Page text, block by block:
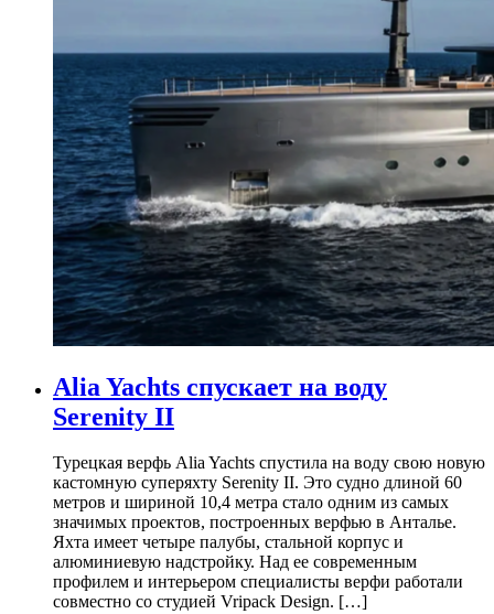
Alia Yachts спускает на воду
Serenity II
Турецкая верфь Alia Yachts спустила на воду свою новую
кастомную суперяхту Serenity II. Это судно длиной 60
метров и шириной 10,4 метра стало одним из самых
значимых проектов, построенных верфью в Анталье.
Яхта имеет четыре палубы, стальной корпус и
алюминиевую надстройку. Над ее современным
профилем и интерьером специалисты верфи работали
совместно со студией Vripack Design. […]